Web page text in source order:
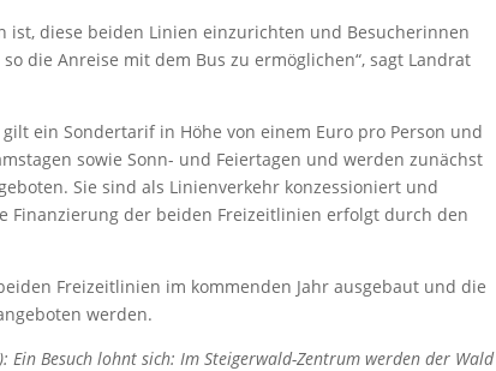
ist, diese beiden Linien einzurichten und Besucherinnen
die Anreise mit dem Bus zu ermöglichen“, sagt Landrat
ein Sondertarif in Höhe von einem Euro pro Person und
sowie Sonn- und Feiertagen und werden zunächst
Sie sind als Linienverkehr konzessioniert und
Finanzierung der beiden Freizeitlinien erfolgt durch den
Freizeitlinien im kommenden Jahr ausgebaut und die
werden.
Besuch lohnt sich: Im Steigerwald-Zentrum werden der Wald